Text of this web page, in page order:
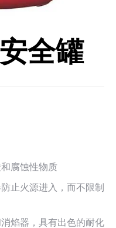
全罐
腐蚀性物质
止火源进入，而不限制
焰器，具有出色的耐化